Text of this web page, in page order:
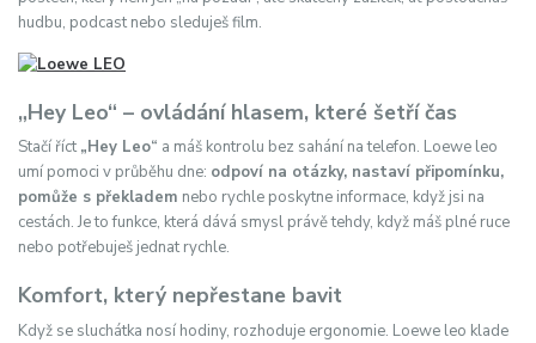
hudbu, podcast nebo sleduješ film.
„Hey Leo“ – ovládání hlasem, které šetří čas
Stačí říct „Hey Leo“ a máš kontrolu bez sahání na telefon. Loewe leo
umí pomoci v průběhu dne: odpoví na otázky, nastaví připomínku,
pomůže s překladem nebo rychle poskytne informace, když jsi na
cestách. Je to funkce, která dává smysl právě tehdy, když máš plné ruce
nebo potřebuješ jednat rychle.
Komfort, který nepřestane bavit
Když se sluchátka nosí hodiny, rozhoduje ergonomie. Loewe leo klade